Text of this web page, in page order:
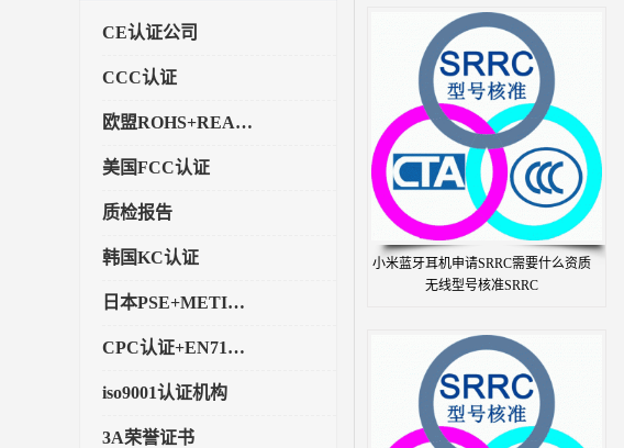
CE认证公司
CCC认证
欧盟ROHS+REACH认证
美国FCC认证
质检报告
韩国KC认证
日本PSE+METI备案
CPC认证+EN71玩具认证
iso9001认证机构
3A荣誉证书
小米蓝牙耳机申请SRRC需要什么资质
无线型号核准SRRC